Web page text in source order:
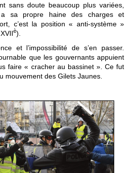
sans doute beaucoup plus variées,
a sa propre haine des charges et
c’est la position « anti-système »
è).
et l’impossibilité de s’en passer.
que les gouvernants appuient
faire « cracher au bassinet ». Ce fut
mouvement des Gilets Jaunes.